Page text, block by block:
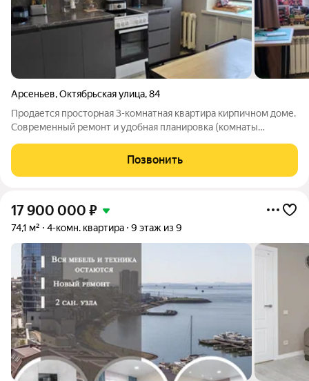
Арсеньев,Октябрьская улица,84
Продается просторная 3-комнатная квартира кирпичном доме.
Современный ремонт и удобная планировка (комнаты
установлены пластиковые теплые окна, пол с имитацией
паркета, красивый узор в теплых
Позвонить
17 900 000 ₽
74,1 м² 4-комн. квартира 9 этаж из 9